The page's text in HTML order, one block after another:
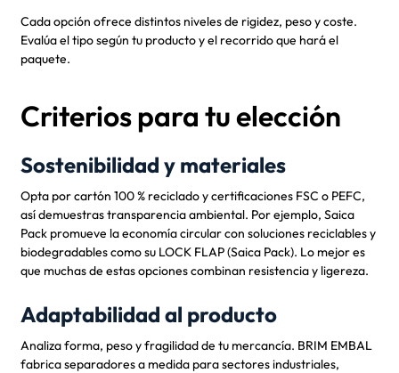
Cada opción ofrece distintos niveles de rigidez, peso y coste.
Evalúa el tipo según tu producto y el recorrido que hará el
paquete.
Criterios para tu elección
Sostenibilidad y materiales
Opta por cartón 100 % reciclado y certificaciones FSC o PEFC,
así demuestras transparencia ambiental. Por ejemplo, Saica
Pack promueve la economía circular con soluciones reciclables y
biodegradables como su LOCK FLAP (Saica Pack). Lo mejor es
que muchas de estas opciones combinan resistencia y ligereza.
Adaptabilidad al producto
Analiza forma, peso y fragilidad de tu mercancía. BRIM EMBAL
fabrica separadores a medida para sectores industriales,